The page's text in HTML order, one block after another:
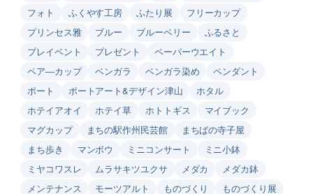
フォト
ふくやす工房 ふたり展
フリーカップ
プリンセス雅
ブルー ブルーベリー
ふるさと
プレイベント
プレゼント
ペーパーウエイト
ペア―カップ
ベンガラ ベンガラ染め
ペンダント
ポート
ポートアート&デザイン津山
ホタル
ホテイアオイ
ホテイ草 ホトトギス
マイブック
マグカップ
まちの駅作州民芸館
まちばの寺子屋
まち歩き
マンボウ ミニコンサート
ミニ小鉢
ミヤコワスレ
ムラサキツユクサ メダカ
メダカ鉢
メンテナンス
モーツアルト ものづくり
ものづくり展